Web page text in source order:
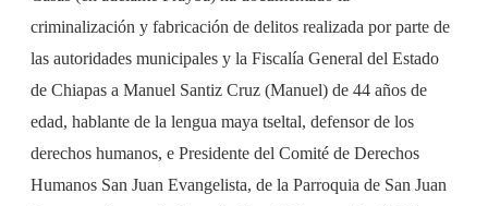
criminalización y fabricación de delitos realizada por parte de
las autoridades municipales y la Fiscalía General del Estado
de Chiapas a Manuel Santiz Cruz (Manuel) de 44 años de
edad, hablante de la lengua maya tseltal, defensor de los
derechos humanos, e Presidente del Comité de Derechos
Humanos San Juan Evangelista, de la Parroquia de San Juan